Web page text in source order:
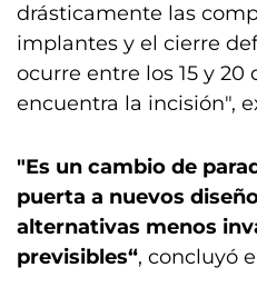
drásticamente las
implantes y el cierre
ocurre entre los 15 y 20
encuentra la incisión",
"Es un cambio de
puerta a nuevos
alternativas menos
previsibles“, concluyó